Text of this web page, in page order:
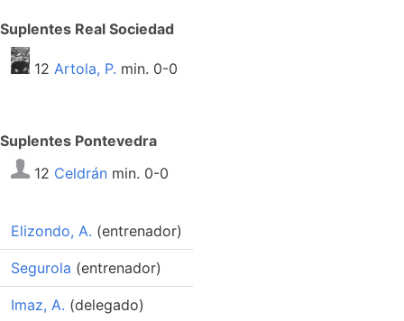
Suplentes Real Sociedad
12 Artola, P. min. 0-0
Suplentes Pontevedra
12 Celdrán min. 0-0
Elizondo, A. (entrenador)
Segurola (entrenador)
Imaz, A. (delegado)